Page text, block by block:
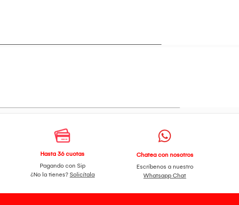
Hasta 36 cuotas
Pagando con Sip
¿No la tienes? Solicítala
Chatea con nosotros
Escríbenos a nuestro
Whatsapp Chat